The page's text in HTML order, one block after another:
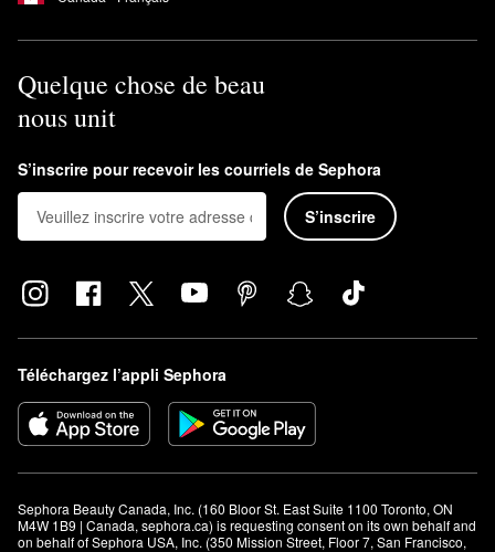
Quelque chose de beau
nous unit
S’inscrire pour recevoir les courriels de Sephora
S’inscrire
Téléchargez l’appli Sephora
Sephora Beauty Canada, Inc. (160 Bloor St. East Suite 1100 Toronto, ON
M4W 1B9 | Canada, sephora.ca) is requesting consent on its own behalf and
on behalf of Sephora USA, Inc. (350 Mission Street, Floor 7, San Francisco,